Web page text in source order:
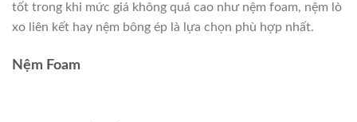
tốt trong khi mức giá không quá cao như nệm foam, nệm lò
xo liên kết hay nệm bông ép là lựa chọn phù hợp nhất.
Nệm Foam